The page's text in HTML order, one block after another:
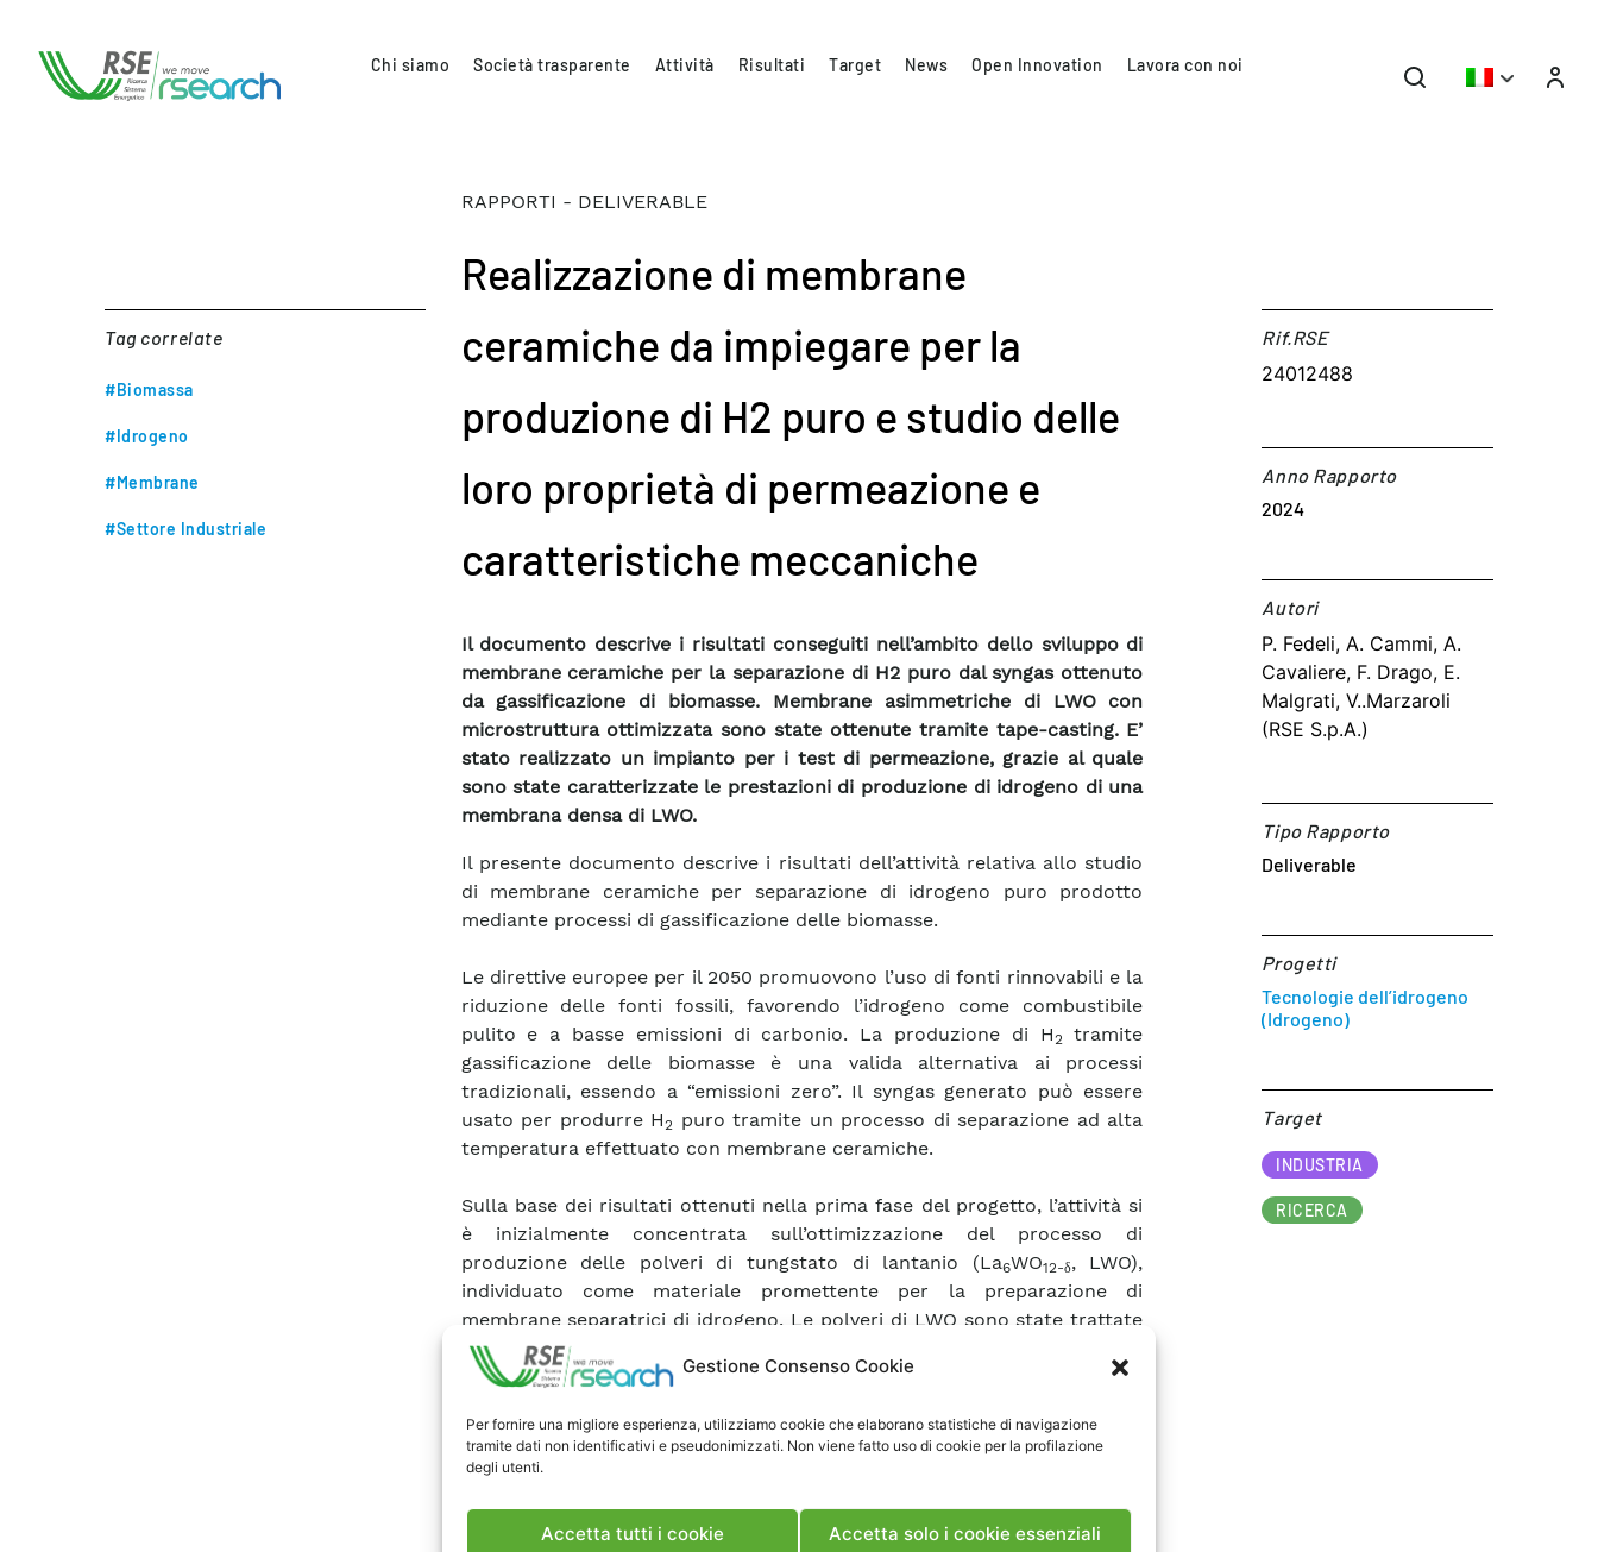
Gestione Consenso Cookie
Per fornire una migliore esperienza, utilizziamo cookie che elaborano statistiche di navigazione
tramite dati non identificativi e pseudonimizzati. Non viene fatto uso di cookie per la profilazione
degli utenti.
Accetta tutti i cookie Accetta solo i cookie essenziali
Chi siamo Società trasparente Attività Risultati Target News Open Innovation Lavora con noi
Tag correlate
#Biomassa
#Idrogeno
#Membrane
#Settore Industriale
RAPPORTI - DELIVERABLE
Realizzazione di membrane
ceramiche da impiegare per la
produzione di H2 puro e studio delle
loro proprietà di permeazione e
caratteristiche meccaniche
Il documento descrive i risultati conseguiti nell’ambito dello sviluppo di
membrane ceramiche per la separazione di H2 puro dal syngas ottenuto
da gassificazione di biomasse. Membrane asimmetriche di LWO con
microstruttura ottimizzata sono state ottenute tramite tape-casting. E’
stato realizzato un impianto per i test di permeazione, grazie al quale
sono state caratterizzate le prestazioni di produzione di idrogeno di una
membrana densa di LWO.
Il presente documento descrive i risultati dell’attività relativa allo studio
di membrane ceramiche per separazione di idrogeno puro prodotto
mediante processi di gassificazione delle biomasse.
Le direttive europee per il 2050 promuovono l’uso di fonti rinnovabili e la
riduzione delle fonti fossili, favorendo l’idrogeno come combustibile
pulito e a basse emissioni di carbonio. La produzione di H2
tramite
gassificazione delle biomasse è una valida alternativa ai processi
tradizionali, essendo a “emissioni zero”. Il syngas generato può essere
usato per produrre H2 puro tramite un processo di separazione ad alta
temperatura effettuato con membrane ceramiche.
Sulla base dei risultati ottenuti nella prima fase del progetto, l’attività si
è inizialmente concentrata sull’ottimizzazione del processo di
produzione delle polveri di tungstato di lantanio (La6WO12-δ, LWO),
individuato come materiale promettente per la preparazione di
membrane separatrici di idrogeno. Le polveri di LWO sono state trattate
mediante un processo di macinazione post-sintetico, che ha permesso di
ottenere una morfologia idonea alla fabbricazione di membrane tramite
Con questa tecnologia, sono state prodotte membrane asimmetriche
separazione di idrogeno, costituite da uno strato separatore sottile (di
Rif.RSE​
24012488
Anno Rapporto
2024
Autori​
P. Fedeli, A. Cammi, A.
Cavaliere, F. Drago, E.
Malgrati, V..Marzaroli
(RSE S.p.A.)
Tipo Rapporto
Deliverable
Progetti
Tecnologie dell’idrogeno
(Idrogeno)
Target​
INDUSTRIA
RICERCA